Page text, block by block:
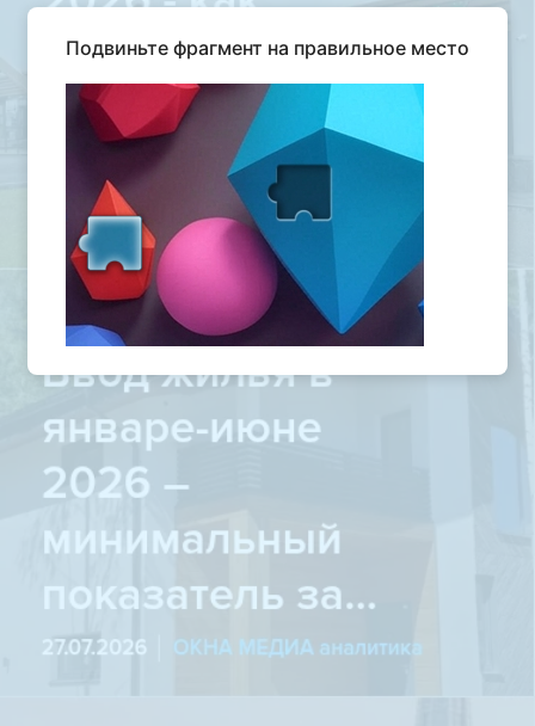
Подвиньте фрагмент на правильное место